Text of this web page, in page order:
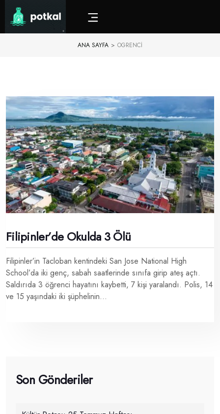
ANA SAYFA > OGRENCI
Filipinler’de Okulda 3 Ölü
Filipinler’in Tacloban kentindeki San Jose National High
School’da iki genç, sabah saatlerinde sınıfa girip ateş açtı.
Saldırıda 3 öğrenci hayatını kaybetti, 7 kişi yaralandı. Polis, 14
ve 15 yaşındaki iki şüphelinin...
Son Gönderiler